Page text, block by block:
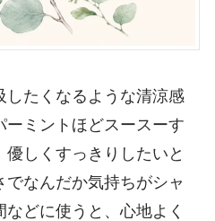
したくなるような清涼感
ーミントほどスースーす
しくすっきりしたいと
なんだか気持ちがシャ
どに使うと、心地よく